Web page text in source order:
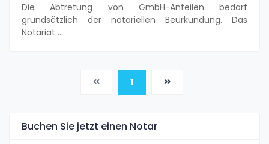
Die Abtretung von GmbH-Anteilen bedarf
grundsätzlich der notariellen Beurkundung. Das
Notariat …
1(current)
Buchen Sie jetzt einen Notar